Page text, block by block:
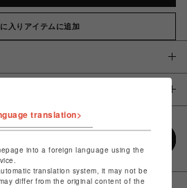
入りアイテムに追加
translation>
into a foreign language using the
translation system, it may not be
differ from the original content of the